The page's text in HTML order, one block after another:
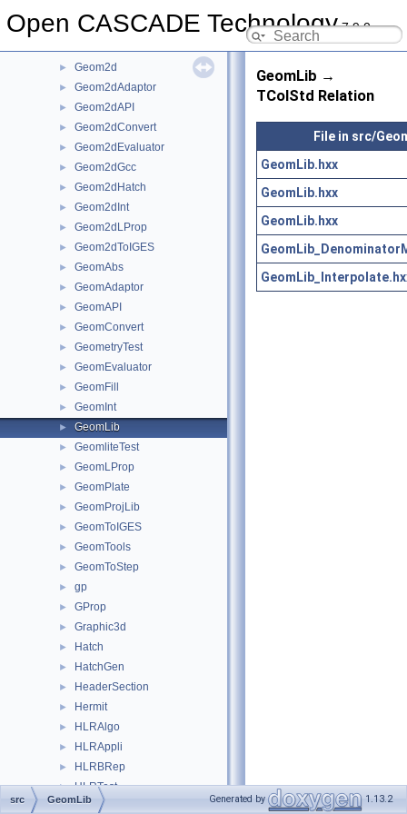
Open CASCADE Technology7.9.0
GCPnts
► Geom2d
► Geom2dAdaptor
► Geom2dAPI
► Geom2dConvert
► Geom2dEvaluator
► Geom2dGcc
► Geom2dHatch
► Geom2dInt
► Geom2dLProp
► Geom2dToIGES
► GeomAbs
► GeomAdaptor
► GeomAPI
► GeomConvert
► GeometryTest
► GeomEvaluator
► GeomFill
► GeomInt
► GeomLib
► GeomliteTest
► GeomLProp
► GeomPlate
► GeomProjLib
► GeomToIGES
► GeomTools
► GeomToStep
► gp
► GProp
► Graphic3d
► Hatch
► HatchGen
► HeaderSection
► Hermit
► HLRAlgo
► HLRAppli
► HLRBRep
► HLRTest
► HLRTopoBRep
GeomLib →
TColStd Relation
File in src/
GeomLib.hxx
GeomLib.hxx
GeomLib.hxx
src GeomLib Generated by 1.13.2